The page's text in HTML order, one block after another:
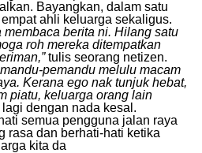
Bayangkan, dalam satu
ahli keluarga sekaligus.
membaca berita ni. Hilang satu
roh mereka ditempatkan
tulis seorang netizen.
pemandu melulu macam
Kerana ego nak tunjuk hebat,
piatu, keluarga orang lain
dengan nada kesal.
semua pengguna jalan raya
rasa dan berhati-hati ketika
kita da